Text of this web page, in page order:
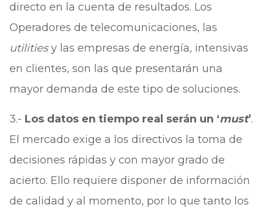
directo en la cuenta de resultados. Los
Operadores de telecomunicaciones, las
utilitiesy las empresas de energía, intensivas
en clientes, son las que presentarán una
mayor demanda de este tipo de soluciones.
3.- Los datos en tiempo real serán un ‘must’.
El mercado exige a los directivos la toma de
decisiones rápidas y con mayor grado de
acierto. Ello requiere disponer de información
de calidad y al momento, por lo que tanto los